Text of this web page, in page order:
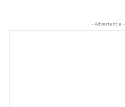
- Advertentie -